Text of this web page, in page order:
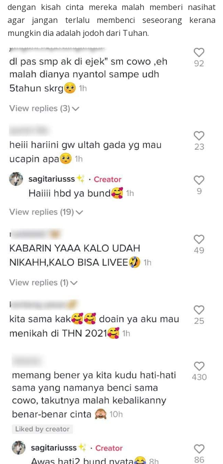
dengan kisah cinta mereka malah memberi nasihat
agar jangan terlalu membenci seseorang kerana
mungkin dia adalah jodoh dari Tuhan.